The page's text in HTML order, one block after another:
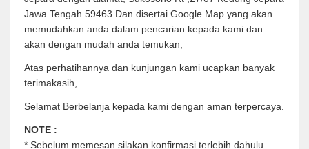
Jawa Tengah 59463 Dan disertai Google Map yang akan
memudahkan anda dalam pencarian kepada kami dan
akan dengan mudah anda temukan,
Atas perhatihannya dan kunjungan kami ucapkan banyak
terimakasih,
Selamat Berbelanja kepada kami dengan aman terpercaya.
NOTE :
* Sebelum memesan silakan konfirmasi terlebih dahulu